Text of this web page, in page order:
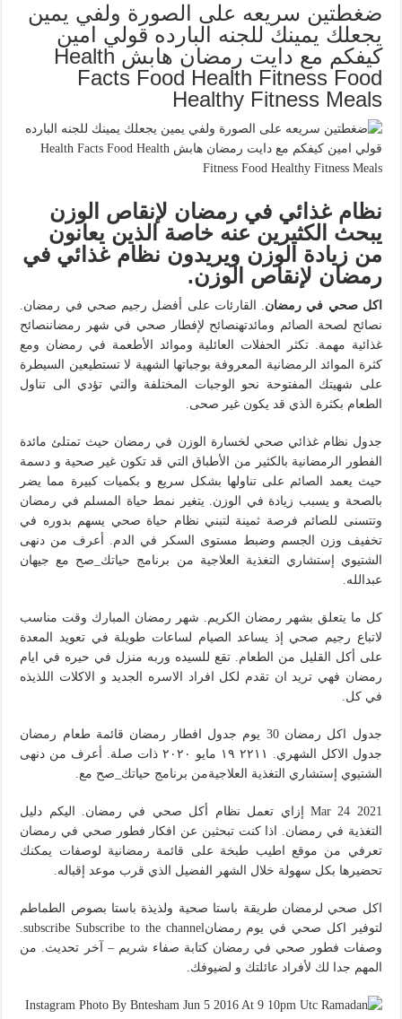
ضغطتين سريعه على الصورة ولفي يمين
يجعلك يمينك للجنه البارده قولي امين
كيفكم مع دايت رمضان هابش Health
Facts Food Health Fitness Food
Healthy Fitness Meals
نظام غذائي في رمضان لإنقاص الوزن
يبحث الكثيرين عنه خاصة الذين يعانون
من زيادة الوزن ويريدون نظام غذائي في
رمضان لإنقاص الوزن.
اكل صحي في رمضان. القارئات على أفضل رجيم صحي في رمضان.
نصائح لصحة الصائم ومائدتهنصائح لإفطار صحي في شهر رمضاننصائح
غذائية مهمة. تكثر الحفلات العائلية وموائد الأطعمة في رمضان ومع
كثرة الموائد الرمضانية المعروفة بوجباتها الشهية لا تستطيعين السيطرة
على شهيتك المفتوحة نحو الوجبات المختلفة والتي تؤدي الى تناول
الطعام بكثرة الذي قد يكون غير صحى.
جدول نظام غذائي صحي لخسارة الوزن في رمضان حيث تمتلئ مائدة
الفطور الرمضانية بالكثير من الأطباق التي قد تكون غير صحية و دسمة
حيث يعمد الصائم على تناولها بشكل سريع و بكميات كبيرة مما يضر
بالصحة و يسبب زيادة في الوزن. يتغير نمط حياة المسلم في رمضان
وتتسنى للصائم فرصة ثمينة لتبني نظام حياة صحي يسهم بدوره في
تخفيف وزن الجسم وضبط مستوى السكر في الدم. أعرف من دنهى
الشتيوي إستشاري التغذية العلاجية من برنامج حياتك_صح مع جيهان
عبدالله.
كل ما يتعلق بشهر رمضان الكريم. شهر رمضان المبارك وقت مناسب
لاتباع رجيم صحي إذ يساعد الصيام لساعات طويلة في تعويد المعدة
على أكل القليل من الطعام. تقع للسيده وربه منزل في حيره في ايام
رمضان فهي تريد ان تقدم لكل افراد الاسره الجديد و الاكلات اللذيذه
في كل.
جدول اكل رمضان 30 يوم جدول افطار رمضان قائمة طعام رمضان
جدول الاكل الشهري. ٢٢١١ ١٩ مايو ٢٠٢٠ ذات صلة. أعرف من دنهى
الشتيوي إستشاري التغذية العلاجيةمن برنامج حياتك_صح مع.
Mar 24 2021 إزاي تعمل نظام أكل صحي في رمضان. اليكم دليل
التغذية في رمضان. اذا كنت تبحثين عن افكار فطور صحي في رمضان
تعرفي من موقع اطيب طبخة على قائمة رمضانية لوصفات يمكنك
تحضيرها بكل سهولة خلال الشهر الفضيل الذي قرب موعد إقباله.
اكل صحي لرمضان طريقة باستا صحية ولذيذة باستا بصوص الطماطم
لتوفير اكل صحي في يوم رمضانsubscribe Subscribe to the channel.
وصفات فطور صحي في رمضان كتابة صفاء شريم – آخر تحديث. من
المهم جدا لك لأفراد عائلتك و لضيوفك.